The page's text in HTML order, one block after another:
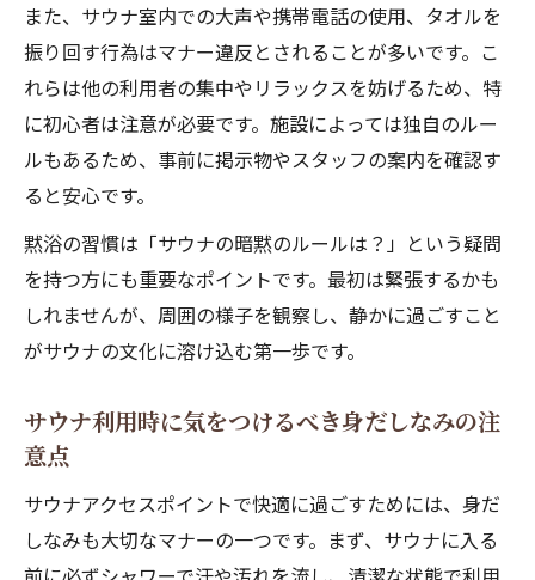
サウナ初心者も困らない黙浴と席取りのマ
ナー実例
サウナを深く楽しむためのローカルルール
の理解
座る場所選びに迷う方へのサウナ実践ポイント
理由
サウナの温度差を活かした最適なポジショ
ン選び
ト
サウナの座る場所ごとの特徴と快適な楽し
み方
また、サウナ室内での大声や携帯電話の使用、タオルを
振り回す行為はマナー違反とされることが多いです。こ
れらは他の利用者の集中やリラックスを妨げるため、特
に初心者は注意が必要です。施設によっては独自のルー
ルもあるため、事前に掲示物やスタッフの案内を確認す
ると安心です。
黙浴の習慣は「サウナの暗黙のルールは？」という疑問
を持つ方にも重要なポイントです。最初は緊張するかも
しれませんが、周囲の様子を観察し、静かに過ごすこと
がサウナの文化に溶け込む第一歩です。
サウナ利用時に気をつけるべき身だしなみの注
意点
サウナアクセスポイントで快適に過ごすためには、身だ
しなみも大切なマナーの一つです。まず、サウナに入る